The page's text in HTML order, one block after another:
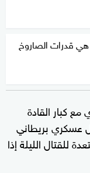
هي قدرات الصاروخ
كبار القادة
عسكري بريطاني
للقتال الليلة إذا